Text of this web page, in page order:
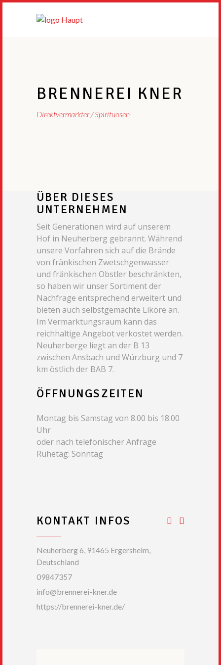
BRENNEREI KNER
Direktvermarkter Spirituosen
ÜBER DIESES
UNTERNEHMEN
Seit Generationen wird auf unserem
Hof in Neuherberg gebrannt. Während
unsere Vorfahren sich auf die Brände
von fränkischen Zwetschgenwasser
und fränkischen Obstler beschränkten,
so haben wir unser Sortiment der
Nachfrage entsprechend erweitert und
bieten auch selbstgemachte Liköre an.
Im Vermarktungsraum kann das
reichhaltige Angebot verkostet werden.
Neuherberge liegt an der B 13
zwischen Ansbach und Würzburg und 7
km östlich der BAB 7.
ÖFFNUNGSZEITEN
Montag bis Samstag von 8.00 bis 18.00
Uhr
oder nach telefonischer Anfrage
Ruhetag: Sonntag
KONTAKT INFOS
Neuherberg 6, 91465 Ergersheim,
Deutschland
09847357
info@brennerei-kner.de
https://brennerei-kner.de/